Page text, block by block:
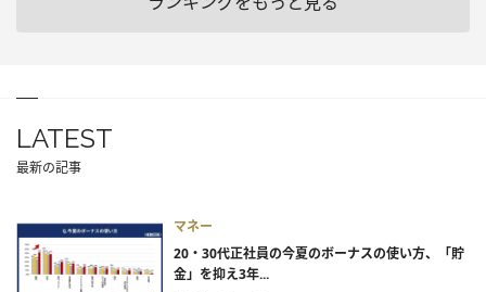
LATEST
最新の記事
マネー
20・30代正社員の今夏のボーナスの使い方、「貯
金」を抑え3年...